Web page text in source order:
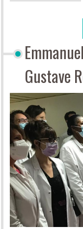
Gustave